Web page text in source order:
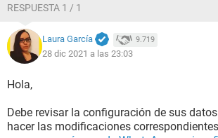
RESPUESTA 1 / 1
Laura García 9.719
28 dic 2021 a las 23:03
Hola,
Debe revisar la configuración de sus
hacer las modificaciones